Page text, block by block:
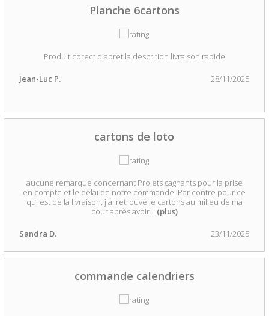
Planche 6cartons
Produit corect d'apret la descrition livraison rapide
Jean-Luc P. 28/11/2025
cartons de loto
aucune remarque concernant Projets gagnants pour la prise
en compte et le délai de notre commande. Par contre pour ce
qui est de la livraison, j'ai retrouvé le cartons au milieu de ma
cour après avoir... (plus)
Sandra D. 23/11/2025
commande calendriers